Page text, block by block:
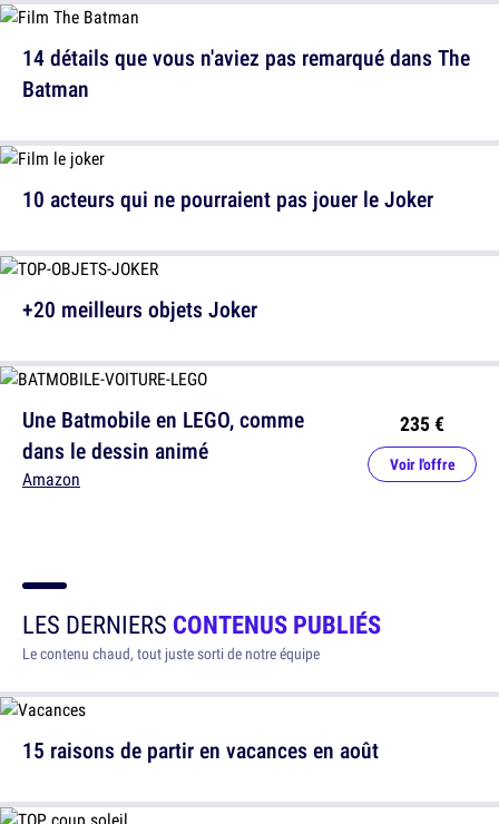
10 acteurs qui ne pourraient pas jouer le Joker
Une Batmobile en LEGO, comme
dans le dessin animé
Amazon
235 €
Voir l'offre
14 détails que vous n'aviez pas remarqué dans The
Batman
+20 meilleurs objets Joker
LES DERNIERS CONTENUS PUBLIÉS
Le contenu chaud, tout juste sorti de notre équipe
15 raisons de partir en vacances en août